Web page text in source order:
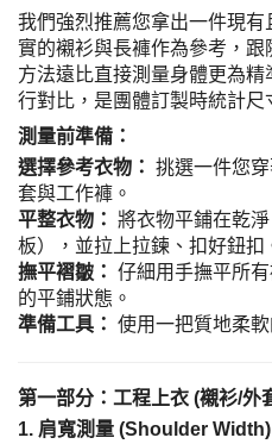
我們強烈推薦您拿出一件現
實的襯衫與長褲作為參考，
方法遠比直接測量身體更為
行對比，是團體訂製時統計尺
測量前準備：
選擇參考衣物： 挑選一件您
套與工作褲。
平整衣物： 將衣物平鋪在乾
板），並拉上拉鍊、扣好鈕扣
撫平褶皺： 仔細用手撫平所
的平鋪狀態。
準備工具： 使用一把質地柔
第一部分：工程上衣 (襯衫/外
1. 肩寬測量 (Shoulder Width)